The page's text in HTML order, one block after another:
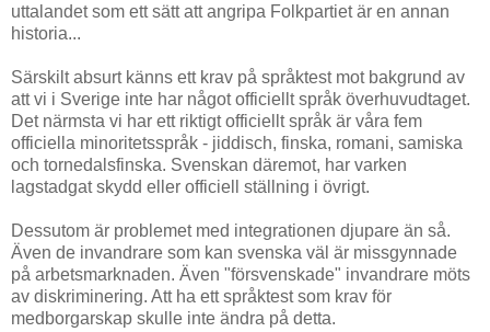
uttalandet som ett sätt att angripa Folkpartiet är en annan
historia...
Särskilt absurt känns ett krav på språktest mot bakgrund av
att vi i Sverige inte har något officiellt språk överhuvudtaget.
Det närmsta vi har ett riktigt officiellt språk är våra fem
officiella minoritetsspråk - jiddisch, finska, romani, samiska
och tornedalsfinska. Svenskan däremot, har varken
lagstadgat skydd eller officiell ställning i övrigt.
Dessutom är problemet med integrationen djupare än så.
Även de invandrare som kan svenska väl är missgynnade
på arbetsmarknaden. Även "försvenskade" invandrare möts
av diskriminering. Att ha ett språktest som krav för
medborgarskap skulle inte ändra på detta.